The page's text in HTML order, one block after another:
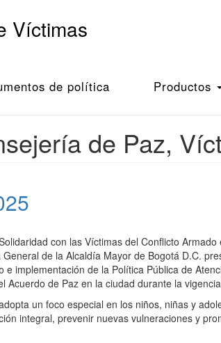
Víctimas
de política Productos
de Paz,
con las Víctimas del Conflicto
de la Alcaldía Mayor de Bogotá D.C.
implementación de la Política Pública de
de Paz en la ciudad durante la
un foco especial en los niños, niñas y
integral, prevenir nuevas vulneraciones y